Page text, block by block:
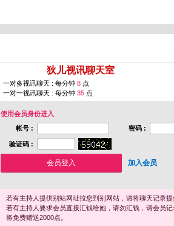
狄儿视讯聊天室
一对多视讯聊天 : 每分钟 8 点
一对一视讯聊天 : 每分钟 35 点
使用会员身份进入
帐号 :
密码 :
验证码 :
加入会员
若有主持人提供别站网址拉您到别网站，请将聊天记录
若有主持人要求会员直接汇钱给她，请勿汇钱，请会员
将免费赠送2000点。